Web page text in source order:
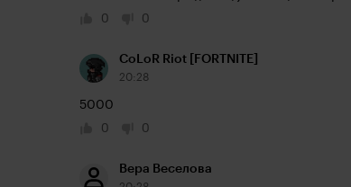
0
0
CoLoR Riot [FORTNITE]
20:28
5000
0
0
Вера Веселова